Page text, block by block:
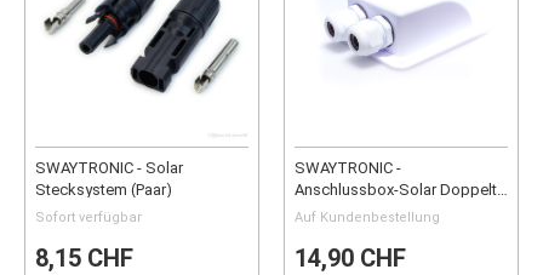
SWAYTRONIC - Solar
Stecksystem (Paar)
Sofort verfügbar
8,15 CHF
SWAYTRONIC -
Anschlussbox-Solar Doppelt
(w)
Auf Kundenbestellung
14,90 CHF